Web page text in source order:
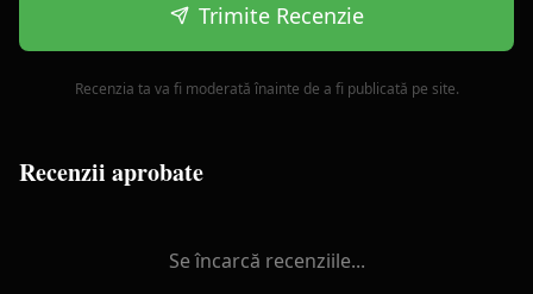
Trimite Recenzie
Recenzia ta va fi moderată înainte de a fi publicată pe site.
Recenzii aprobate
Se încarcă recenziile...